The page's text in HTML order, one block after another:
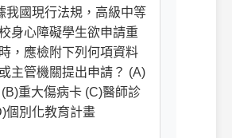
我國現行法規，高級中等
身心障礙學生欲申請重
，應檢附下列何項資料
主管機關提出申請？ (A)
重大傷病卡 (C)醫師診
個別化教育計畫